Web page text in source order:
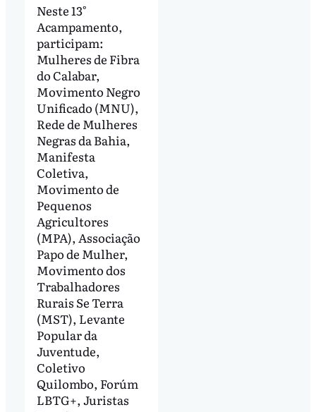
Neste 13°
Acampamento,
participam:
Mulheres de Fibra
do Calabar,
Movimento Negro
Unificado (MNU),
Rede de Mulheres
Negras da Bahia,
Manifesta
Coletiva,
Movimento de
Pequenos
Agricultores
(MPA), Associação
Papo de Mulher,
Movimento dos
Trabalhadores
Rurais Se Terra
(MST), Levante
Popular da
Juventude,
Coletivo
Quilombo, Forúm
LBTG+, Juristas